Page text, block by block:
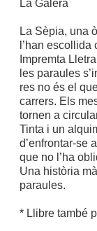
La Galera
La Sèpia, una
l’han
Impremta
les paraules
res no és el
carrers. Els
tornen a
Tinta i un
d’enfrontar-se
que no l’ha
Una història
paraules.
* Llibre també